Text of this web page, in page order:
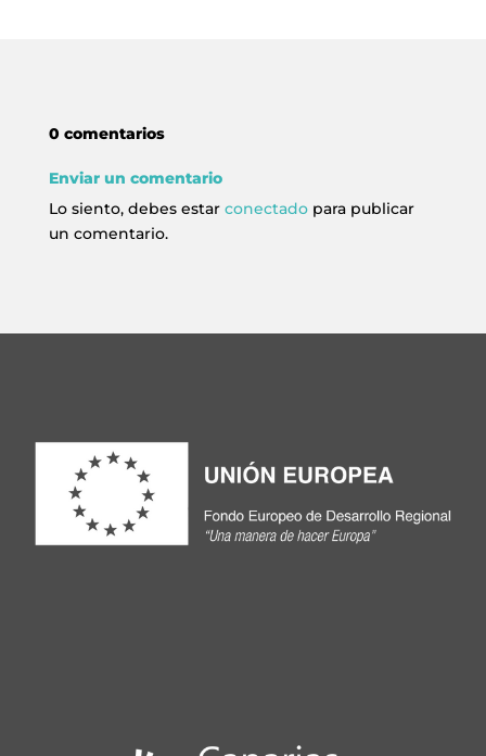
0 comentarios
Enviar un comentario
Lo siento, debes estar conectadopara publicar
un comentario.